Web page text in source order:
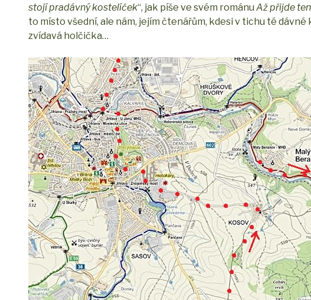
stojí pradávný kostelíček“, jak píše ve svém románu Až přijde
to místo všední, ale nám, jejím čtenářům, kdesi v tichu té
zvídavá holčička…